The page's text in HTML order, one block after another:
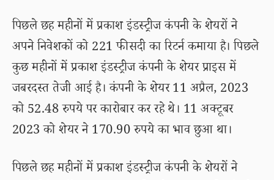
पिछले छह महीनों में प्रकाश इंडस्ट्रीज कंपनी के शेयरों ने
अपने निवेशकों को 221 फीसदी का रिटर्न कमाया है। पिछले
कुछ महीनों में प्रकाश इंडस्ट्रीज कंपनी के शेयर प्राइस में
जबरदस्त तेजी आई है। कंपनी के शेयर 11 अप्रैल, 2023
को 52.48 रुपये पर कारोबार कर रहे थे। 11 अक्टूबर
2023 को शेयर ने 170.90 रुपये का भाव छुआ था।
पिछले छह महीनों में प्रकाश इंडस्ट्रीज कंपनी के शेयरों ने